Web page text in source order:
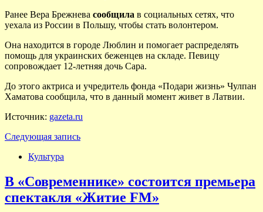
Ранее Вера Брежнева сообщила в социальных сетях, что
уехала из России в Польшу, чтобы стать волонтером.
Она находится в городе Люблин и помогает распределять
помощь для украинских беженцев на складе. Певицу
сопровождает 12-летняя дочь Сара.
До этого актриса и учредитель фонда «Подари жизнь» Чулпан
Хаматова сообщила, что в данный момент живет в Латвии.
Источник: gazeta.ru
Следующая запись
Культура
В «Современнике» состоится премьера
спектакля «Житие FM»